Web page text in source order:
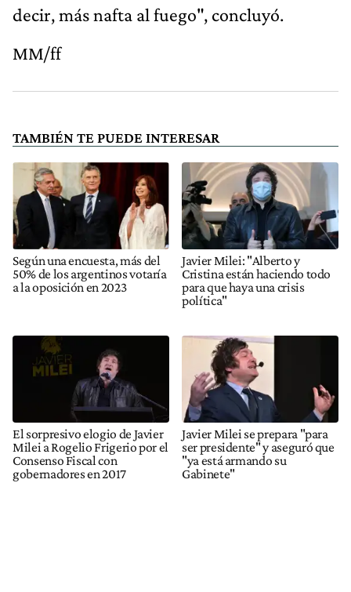
decir, más nafta al fuego", concluyó.
MM/ff
TAMBIÉN TE PUEDE INTERESAR
Según una encuesta, más del
50% de los argentinos votaría
a la oposición en 2023
Javier Milei: "Alberto y
Cristina están haciendo todo
para que haya una crisis
política"
El sorpresivo elogio de Javier
Milei a Rogelio Frigerio por el
Consenso Fiscal con
gobernadores en 2017
Javier Milei se prepara "para
ser presidente" y aseguró que
"ya está armando su
Gabinete"